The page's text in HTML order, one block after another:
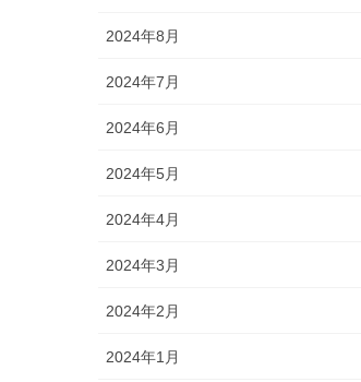
2024年8月
2024年7月
2024年6月
2024年5月
2024年4月
2024年3月
2024年2月
2024年1月